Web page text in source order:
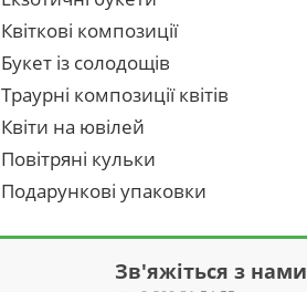
Квіткові композиції
Букет із солодощів
Траурні композиції квітів
Квіти на ювілей
Повітряні кульки
Подарункові упаковки
Зв'яжіться з нами